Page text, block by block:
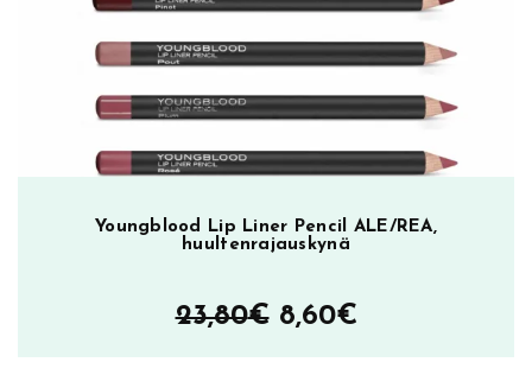
Youngblood Lip Liner Pencil ALE/REA,
huultenrajauskynä
23,80€ Alkuperäinen
hinta
8,60€Nykyinen
hinta